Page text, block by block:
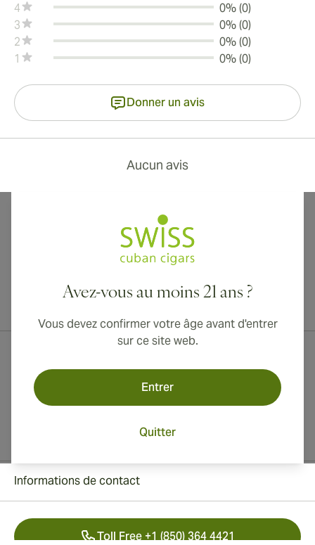
4
0% (0)
3
0% (0)
2
0% (0)
1
0% (0)
Donner un avis
Aucun avis
Avez-vous au moins 21 ans ?
Vous devez confirmer votre âge avant d'entrer
sur ce site web.
Entrer
Quitter
Livraison internationale disponible vers le Canada, le Royaume-Uni
Informations de contact
Toll Free +1 (850) 364 4421